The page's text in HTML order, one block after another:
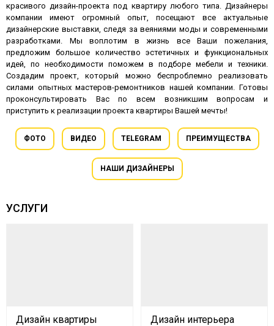
красивого дизайн-проекта под квартиру любого типа. Дизайнеры
компании имеют огромный опыт, посещают все актуальные
дизайнерские выставки, следя за веяниями моды и современными
разработками. Мы воплотим в жизнь все Ваши пожелания,
предложим большое количество эстетичных и функциональных
идей, по необходимости поможем в подборе мебели и техники.
Создадим проект, который можно беспроблемно реализовать
силами опытных мастеров-ремонтников нашей компании. Готовы
проконсультировать Вас по всем возникшим вопросам и
приступить к реализации проекта квартиры Вашей мечты!
ФОТО ВИДЕО TELEGRAM ПРЕИМУЩЕСТВА
НАШИ ДИЗАЙНЕРЫ
УСЛУГИ
Дизайн квартиры
Дизайн интерьера